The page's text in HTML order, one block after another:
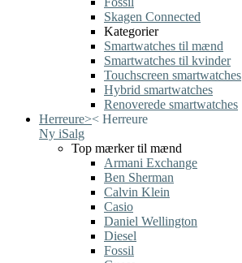
Skagen Connected
Kategorier
Smartwatches til mænd
Smartwatches til kvinder
Touchscreen smartwatches
Hybrid smartwatches
Renoverede smartwatches
Herreure>< Herreure
Ny iSalg
Top mærker til mænd
Armani Exchange
Ben Sherman
Calvin Klein
Casio
Daniel Wellington
Diesel
Fossil